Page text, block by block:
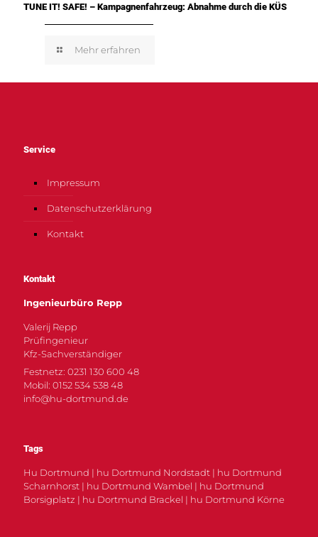
TUNE IT! SAFE! – Kampagnenfahrzeug: Abnahme durch die KÜS
Mehr erfahren
Service
Impressum
Datenschutzerklärung
Kontakt
Kontakt
Ingenieurbüro Repp
Valerij Repp
Prüfingenieur
Kfz-Sachverständiger
Festnetz: 0231 130 600 48
Mobil: 0152 534 538 48
info@hu-dortmund.de
Tags
Hu Dortmund | hu Dortmund Nordstadt | hu Dortmund
Scharnhorst | hu Dortmund Wambel | hu Dortmund
Borsigplatz | hu Dortmund Brackel | hu Dortmund Körne